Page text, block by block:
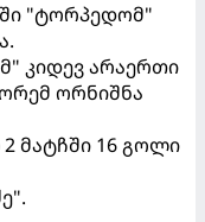
"ტორპედომ"
კიდევ არაერთი
ორნიშნა
მატჩში 16 გოლი